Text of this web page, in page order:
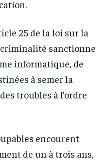
25 de la loi sur la
sanctionne
informatique, de
à semer la
troubles à l’ordre
encourent
de un à trois ans,